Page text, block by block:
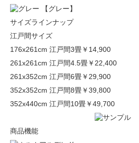
【グレー】
サイズラインナップ
江戸間サイズ
176x261cm 江戸間3畳￥14,900
261x261cm 江戸間4.5畳￥22,400
261x352cm 江戸間6畳￥29,900
352x352cm 江戸間8畳￥39,800
352x440cm 江戸間10畳￥49,700
商品機能